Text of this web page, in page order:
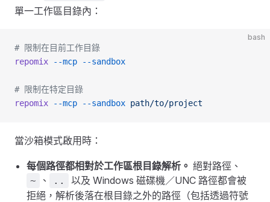
單一工作區目錄內：
bash
# 限制在目前工作目錄
repomix --mcp --sandbox
# 限制在特定目錄
repomix --mcp --sandbox path/to/project
當沙箱模式啟用時：
每個路徑都相對於工作區根目錄解析。 絕對路徑、
~ 、 ..
以及 Windows 磁碟機／UNC 路徑都會被
拒絕，解析後落在根目錄之外的路徑（包括透過符號